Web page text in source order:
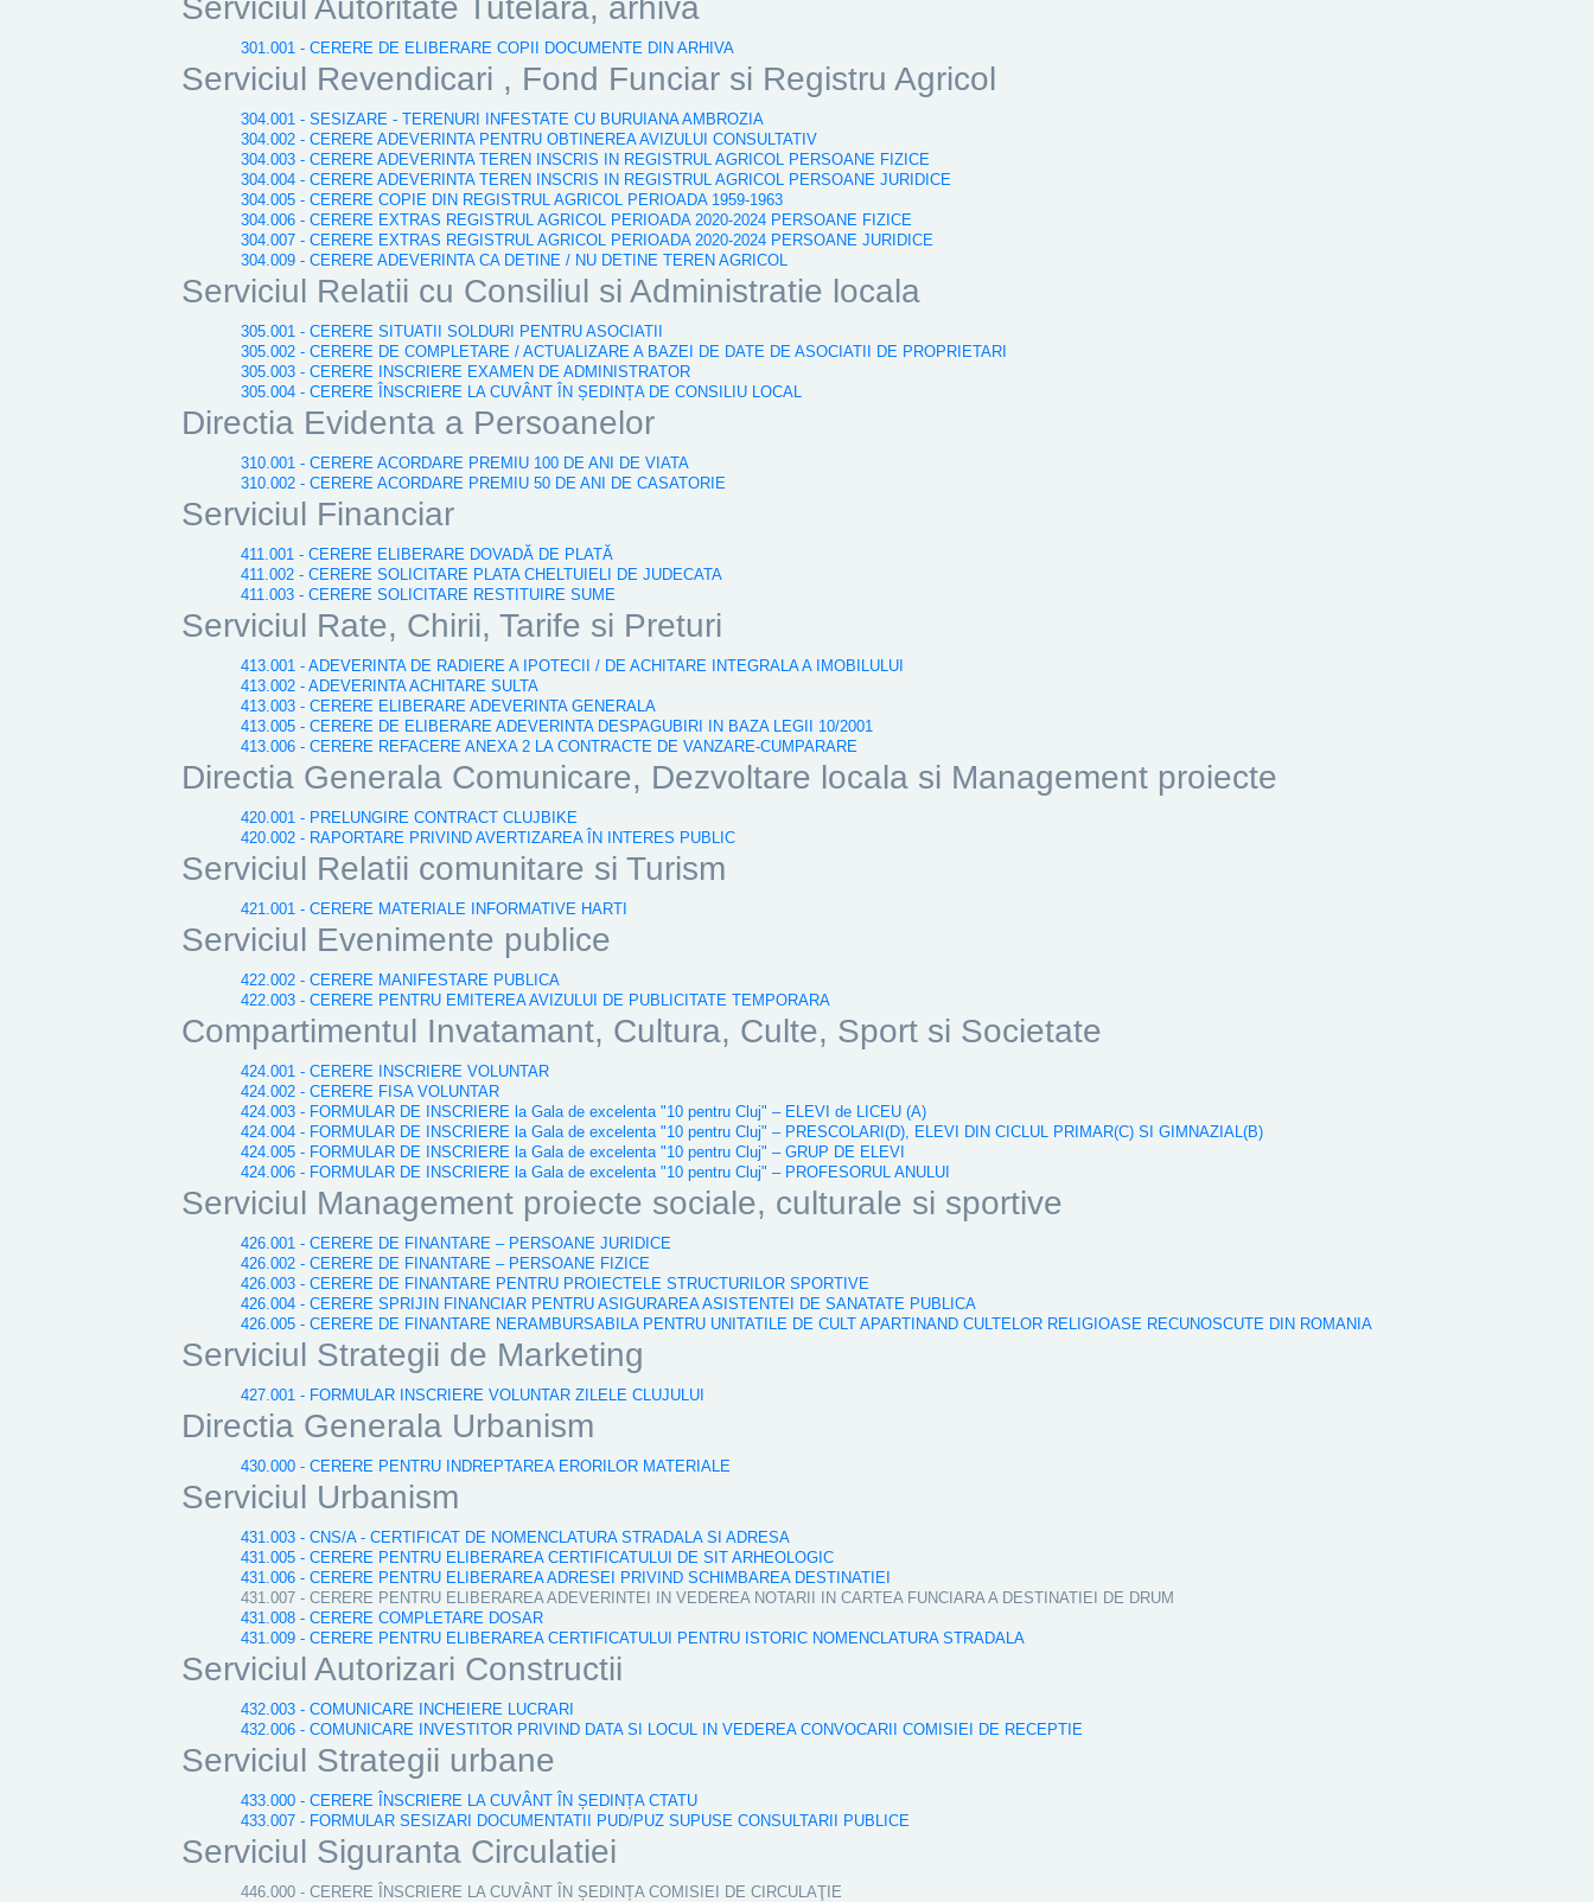
Serviciul Autoritate Tutelara, arhiva
301.001 - CERERE DE ELIBERARE COPII DOCUMENTE DIN ARHIVA
Serviciul Revendicari , Fond Funciar si Registru Agricol
304.001 - SESIZARE - TERENURI INFESTATE CU BURUIANA AMBROZIA
304.002 - CERERE ADEVERINTA PENTRU OBTINEREA AVIZULUI CONSULTATIV
304.003 - CERERE ADEVERINTA TEREN INSCRIS IN REGISTRUL AGRICOL PERSOANE FIZICE
304.004 - CERERE ADEVERINTA TEREN INSCRIS IN REGISTRUL AGRICOL PERSOANE JURIDICE
304.005 - CERERE COPIE DIN REGISTRUL AGRICOL PERIOADA 1959-1963
304.006 - CERERE EXTRAS REGISTRUL AGRICOL PERIOADA 2020-2024 PERSOANE FIZICE
304.007 - CERERE EXTRAS REGISTRUL AGRICOL PERIOADA 2020-2024 PERSOANE JURIDICE
304.009 - CERERE ADEVERINTA CA DETINE / NU DETINE TEREN AGRICOL
Serviciul Relatii cu Consiliul si Administratie locala
305.001 - CERERE SITUATII SOLDURI PENTRU ASOCIATII
305.002 - CERERE DE COMPLETARE / ACTUALIZARE A BAZEI DE DATE DE ASOCIATII DE PROPRIETARI
305.003 - CERERE INSCRIERE EXAMEN DE ADMINISTRATOR
305.004 - CERERE ÎNSCRIERE LA CUVÂNT ÎN ȘEDINȚA DE CONSILIU LOCAL
Directia Evidenta a Persoanelor
310.001 - CERERE ACORDARE PREMIU 100 DE ANI DE VIATA
310.002 - CERERE ACORDARE PREMIU 50 DE ANI DE CASATORIE
Serviciul Financiar
411.001 - CERERE ELIBERARE DOVADĂ DE PLATĂ
411.002 - CERERE SOLICITARE PLATA CHELTUIELI DE JUDECATA
411.003 - CERERE SOLICITARE RESTITUIRE SUME
Serviciul Rate, Chirii, Tarife si Preturi
413.001 - ADEVERINTA DE RADIERE A IPOTECII / DE ACHITARE INTEGRALA A IMOBILULUI
413.002 - ADEVERINTA ACHITARE SULTA
413.003 - CERERE ELIBERARE ADEVERINTA GENERALA
413.005 - CERERE DE ELIBERARE ADEVERINTA DESPAGUBIRI IN BAZA LEGII 10/2001
413.006 - CERERE REFACERE ANEXA 2 LA CONTRACTE DE VANZARE-CUMPARARE
Directia Generala Comunicare, Dezvoltare locala si Management proiecte
420.001 - PRELUNGIRE CONTRACT CLUJBIKE
420.002 - RAPORTARE PRIVIND AVERTIZAREA ÎN INTERES PUBLIC
Serviciul Relatii comunitare si Turism
421.001 - CERERE MATERIALE INFORMATIVE HARTI
Serviciul Evenimente publice
422.002 - CERERE MANIFESTARE PUBLICA
422.003 - CERERE PENTRU EMITEREA AVIZULUI DE PUBLICITATE TEMPORARA
Compartimentul Invatamant, Cultura, Culte, Sport si Societate
424.001 - CERERE INSCRIERE VOLUNTAR
424.002 - CERERE FISA VOLUNTAR
424.003 - FORMULAR DE INSCRIERE la Gala de excelenta "10 pentru Cluj" – ELEVI de LICEU (A)
424.004 - FORMULAR DE INSCRIERE la Gala de excelenta "10 pentru Cluj" – PRESCOLARI(D), ELEVI DIN CICLUL PRIMAR(C) SI GIMNAZIAL(B)
424.005 - FORMULAR DE INSCRIERE la Gala de excelenta "10 pentru Cluj" – GRUP DE ELEVI
424.006 - FORMULAR DE INSCRIERE la Gala de excelenta "10 pentru Cluj" – PROFESORUL ANULUI
Serviciul Management proiecte sociale, culturale si sportive
426.001 - CERERE DE FINANTARE – PERSOANE JURIDICE
426.002 - CERERE DE FINANTARE – PERSOANE FIZICE
426.003 - CERERE DE FINANTARE PENTRU PROIECTELE STRUCTURILOR SPORTIVE
426.004 - CERERE SPRIJIN FINANCIAR PENTRU ASIGURAREA ASISTENTEI DE SANATATE PUBLICA
426.005 - CERERE DE FINANTARE NERAMBURSABILA PENTRU UNITATILE DE CULT APARTINAND CULTELOR RELIGIOASE RECUNOSCUTE DIN ROMANIA
Serviciul Strategii de Marketing
427.001 - FORMULAR INSCRIERE VOLUNTAR ZILELE CLUJULUI
Directia Generala Urbanism
430.000 - CERERE PENTRU INDREPTAREA ERORILOR MATERIALE
Serviciul Urbanism
431.003 - CNS/A - CERTIFICAT DE NOMENCLATURA STRADALA SI ADRESA
431.005 - CERERE PENTRU ELIBERAREA CERTIFICATULUI DE SIT ARHEOLOGIC
431.006 - CERERE PENTRU ELIBERAREA ADRESEI PRIVIND SCHIMBAREA DESTINATIEI
431.007 - CERERE PENTRU ELIBERAREA ADEVERINTEI IN VEDEREA NOTARII IN CARTEA FUNCIARA A DESTINATIEI DE DRUM
431.008 - CERERE COMPLETARE DOSAR
431.009 - CERERE PENTRU ELIBERAREA CERTIFICATULUI PENTRU ISTORIC NOMENCLATURA STRADALA
Serviciul Autorizari Constructii
432.003 - COMUNICARE INCHEIERE LUCRARI
432.006 - COMUNICARE INVESTITOR PRIVIND DATA SI LOCUL IN VEDEREA CONVOCARII COMISIEI DE RECEPTIE
Serviciul Strategii urbane
433.000 - CERERE ÎNSCRIERE LA CUVÂNT ÎN ȘEDINȚA CTATU
433.007 - FORMULAR SESIZARI DOCUMENTATII PUD/PUZ SUPUSE CONSULTARII PUBLICE
Serviciul Siguranta Circulatiei
446.000 - CERERE ÎNSCRIERE LA CUVÂNT ÎN ȘEDINȚA COMISIEI DE CIRCULAŢIE